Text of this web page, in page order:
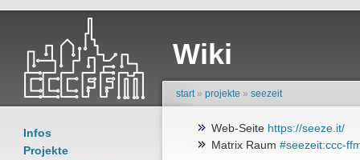
Wiki
Infos
Projekte
start » projekte » seezeit
Web-Seite https://seeze.it/
Matrix Raum#seezeit:ccc-